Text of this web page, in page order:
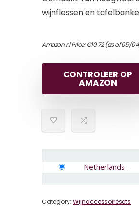
wijnflessen en
Amazon.nl Price:€10.72(as of 05/
CONTROLEER OP
AMAZON
Netherlands -
Category: Wijnaccessoiresets